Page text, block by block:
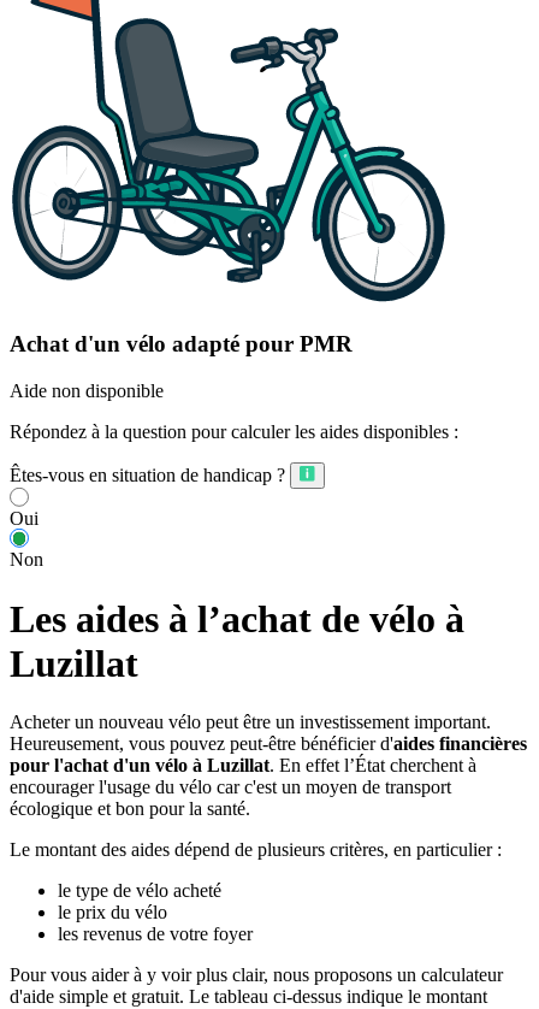
Achat d'un vélo adapté pour PMR
Aide non disponible
Répondez à la question pour calculer les aides disponibles :
Êtes-vous en situation de handicap ?
Oui
Non
Les aides à l’achat de vélo à
Luzillat
Acheter un nouveau vélo peut être un investissement important.
Heureusement, vous pouvez peut-être bénéficier d'aides financières
pour l'achat d'un vélo à Luzillat. En effet l’État cherchent à
encourager l'usage du vélo car c'est un moyen de transport
écologique et bon pour la santé.
Le montant des aides dépend de plusieurs critères, en particulier :
le type de vélo acheté
le prix du vélo
les revenus de votre foyer
Pour vous aider à y voir plus clair, nous proposons un calculateur
d'aide simple et gratuit. Le tableau ci-dessus indique le montant